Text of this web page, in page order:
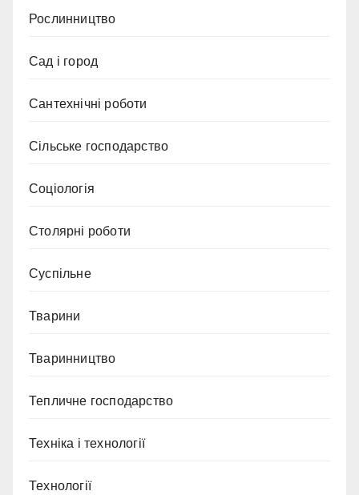
Рослинництво
Сад і город
Сантехнічні роботи
Сільське господарство
Соціологія
Столярні роботи
Суспільне
Тварини
Тваринництво
Тепличне господарство
Техніка і технології
Технології